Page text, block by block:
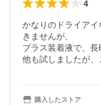
4
かなりのドライア
きませんが、
プラス装着液で、長
他も試しましたが、
購入したストア